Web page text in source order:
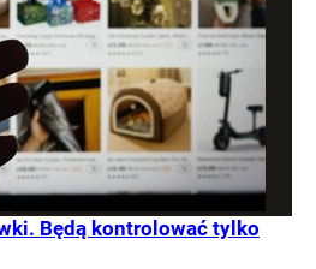
Będą kontrolować tylko